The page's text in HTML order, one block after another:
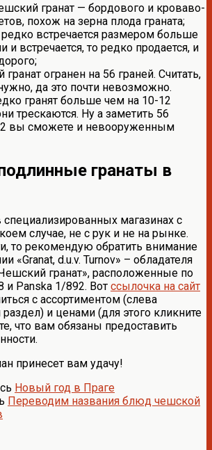
гранат — бордового и кроваво-
похож на зерна плода граната;
встречается размером больше
и встречается, то редко продается, и
огранен на 56 граней. Считать,
да это почти невозможно.
гранят больше чем на 10-12
трескаются. Ну а заметить 56
вы сможете и невооруженным
гранаты в
магазинах с
случае, не с рук и не на рынке.
то рекомендую обратить внимание
«Granat, d.u.v. Turnov» – обладателя
гранат», расположенные по
и Panska 1/892. Вот ссылочка на сайт
с ассортиментом (слева
и ценами (для этого кликните
что вам обязаны предоставить
принесет вам удачу!
Новый год в Праге
Переводим названия блюд чешской